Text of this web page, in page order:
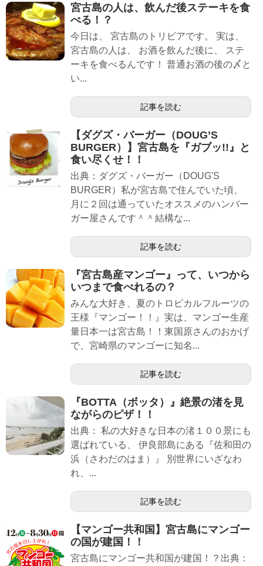
宮古島の人は、飲んだ後ステーキを食
べる！？
今日は、 宮古島のトリビアです。 実は、
宮古島の人は、 お酒を飲んだ後に、 ステ
ーキを食べるんです！ 普通お酒の後の〆と
い...
記事を読む
【ダグズ・バーガー（DOUG’S
BURGER）】宮古島を『ガブッ!!』と
食い尽くせ！！
出典：ダグズ・バーガー（DOUG'S
BURGER）私が宮古島で住んでいた頃、
月に２回は通っていたオススメのハンバー
ガー屋さんです＾＾結構な...
記事を読む
『宮古島産マンゴー』って、いつから
いつまで食べれるの？
みんな大好き、夏のトロピカルフルーツの
王様『マンゴー！！』実は、マンゴー生産
量日本一は宮古島！！東国原さんのおかげ
で、宮崎県のマンゴーに知名...
記事を読む
『BOTTA（ボッタ）』絶景の渚を見
ながらのピザ！！
出典： 私の大好きな日本の渚１００景にも
選ばれている、 伊良部島にある『佐和田の
浜（さわだのはま）』 別世界にいざなわ
れ、...
記事を読む
【マンゴー共和国】宮古島にマンゴー
の国が建国！！
宮古島にマンゴー共和国が建国！？出典：